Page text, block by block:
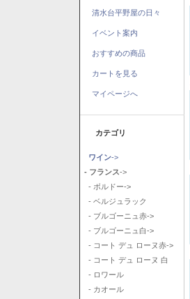
清水台平野屋の日々
イベント案内
おすすめの商品
カートを見る
マイページへ
カテゴリ
ワイン->
- フランス->
- ボルドー->
- ベルジュラック
- ブルゴーニュ赤->
- ブルゴーニュ白->
- コート デュ ローヌ赤->
- コート デュ ローヌ 白
- ロワール
- カオール